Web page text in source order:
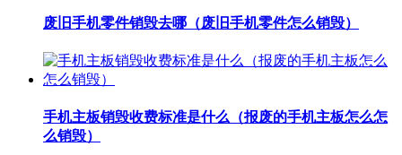
废旧手机零件销毁去哪（废旧手机零件怎么销毁）
手机主板销毁收费标准是什么（报废的手机主板怎么怎
么销毁）